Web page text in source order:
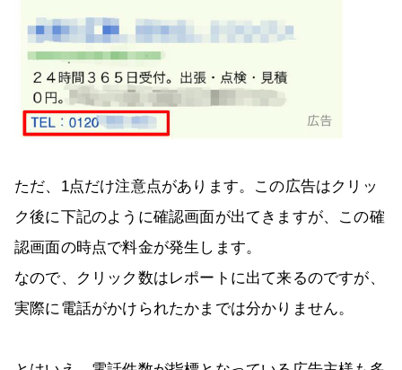
ただ、1点だけ注意点があります。この広告はクリッ
ク後に下記のように確認画面が出てきますが、この確
認画面の時点で料金が発生します。
なので、クリック数はレポートに出て来るのですが、
実際に電話がかけられたかまでは分かりません。